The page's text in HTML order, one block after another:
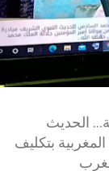
الحديث
بتكليف